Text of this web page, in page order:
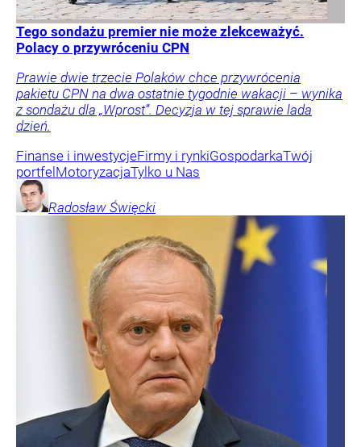
Tego sondażu premier nie może zlekceważyć.
Polacy o przywróceniu CPN
Prawie dwie trzecie Polaków chce przywrócenia
pakietu CPN na dwa ostatnie tygodnie wakacji – wynika
z sondażu dla „Wprost”. Decyzja w tej sprawie lada
dzień.
Finanse i inwestycjeFirmy i rynkiGospodarkaTwój
portfelMotoryzacjaTylko u Nas
Radosław Święcki